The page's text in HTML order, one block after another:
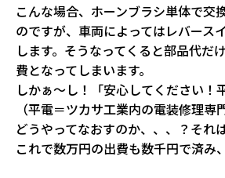
こんな場合、ホーンブラシ単体で交
のですが、車両によってはレバース
します。そうなってくると部品代だ
費となってしまいます。
しかぁ～し！「安心してください！
（平電＝ツカサ工業内の電装修理専
どうやってなおすのか、、、？それ
これで数万円の出費も数千円で済み